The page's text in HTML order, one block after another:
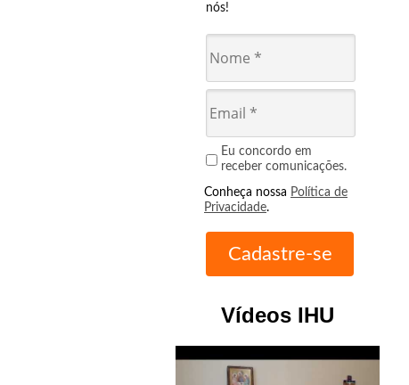
nós!
Eu concordo em
receber comunicações.
Conheça nossa Política de
Privacidade.
Vídeos IHU